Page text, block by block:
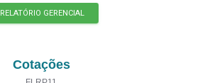
RELATÓRIO GERENCIAL